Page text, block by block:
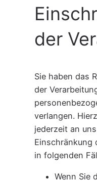
der
Sie haben das
der
verlangen.
jederzeit an
Einschränkung
in folgenden
Wenn Sie